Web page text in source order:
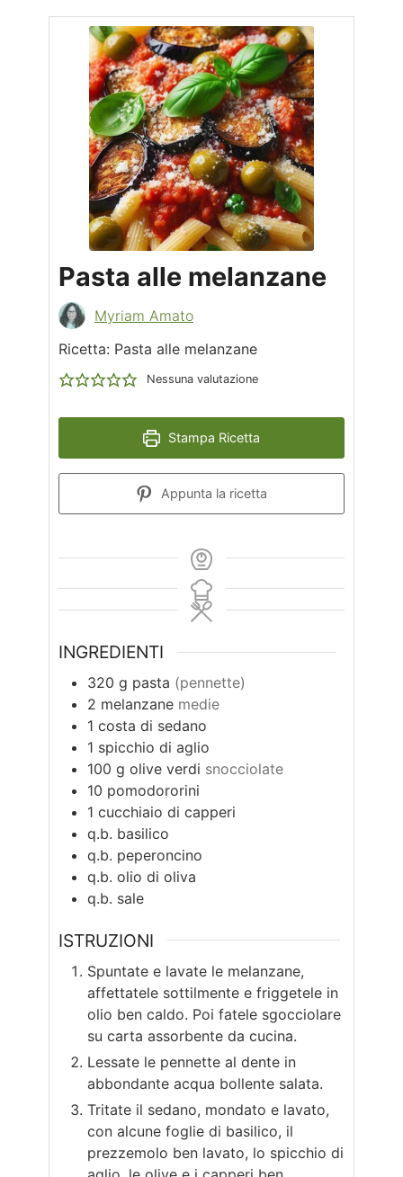
Pasta alle melanzane
Myriam Amato
Ricetta: Pasta alle melanzane
Nessuna valutazione
Stampa Ricetta
Appunta la ricetta
INGREDIENTI
320 g pasta (pennette)
2 melanzane medie
1 costa di sedano
1 spicchio di aglio
100 g olive verdi snocciolate
10 pomodororini
1 cucchiaio di capperi
q.b. basilico
q.b. peperoncino
q.b. olio di oliva
q.b. sale
ISTRUZIONI
Spuntate e lavate le melanzane,
affettatele sottilmente e friggetele in
olio ben caldo. Poi fatele sgocciolare
su carta assorbente da cucina.
Lessate le pennette al dente in
abbondante acqua bollente salata.
Tritate il sedano, mondato e lavato,
con alcune foglie di basilico, il
prezzemolo ben lavato, lo spicchio di